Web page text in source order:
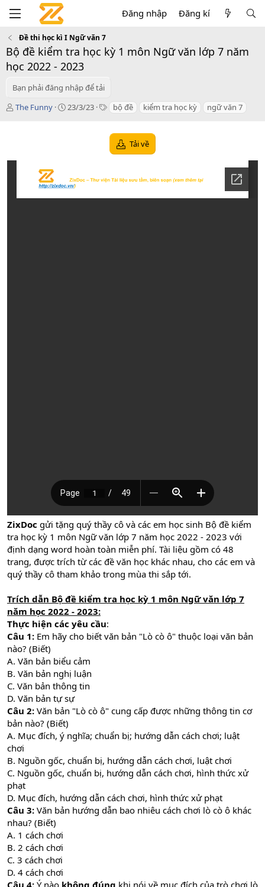
Đăng nhập Đăng kí
Đề thi học kì I Ngữ văn 7
Bộ đề kiểm tra học kỳ 1 môn Ngữ văn lớp 7 năm
học 2022 - 2023
Bạn phải đăng nhập để tải
T
ả
The Funny
C
n
d
23/3/23
T
s
bộ đề kiểm tra học kỳ ngữ văn 7
Tải về
ZixDoc gửi tặng quý thầy cô và các em học sinh Bộ đề kiểm
tra học kỳ 1 môn Ngữ văn lớp 7 năm học 2022 - 2023 với
định dạng word hoàn toàn miễn phí. Tài liệu gồm có 48
trang, được trích từ các đề văn học khác nhau, cho các em và
quý thầy cô tham khảo trong mùa thi sắp tới.
Trích dẫn Bộ đề kiểm tra học kỳ 1 môn Ngữ văn lớp 7
năm học 2022 - 2023:
Thực hiện các yêu cầu:
Câu 1: Em hãy cho biết văn bản "Lò cò ô" thuộc loại văn bản
nào? (Biết)
A. Văn bản biểu cảm
B. Văn bản nghị luận
C. Văn bản thông tin
D. Văn bản tự sự
Câu 2: Văn bản "Lò cò ô" cung cấp được những thông tin cơ
bản nào? (Biết)
A. Mục đích, ý nghĩa; chuẩn bị; hướng dẫn cách chơi; luật
chơi
B. Nguồn gốc, chuẩn bị, hướng dẫn cách chơi, luật chơi
C. Nguồn gốc, chuẩn bị, hướng dẫn cách chơi, hình thức xử
phạt
D. Mục đích, hướng dẫn cách chơi, hình thức xử phạt
Câu 3: Văn bản hướng dẫn bao nhiêu cách chơi lò cò ô khác
nhau? (Biết)
A. 1 cách chơi
B. 2 cách chơi
C. 3 cách chơi
D. 4 cách chơi